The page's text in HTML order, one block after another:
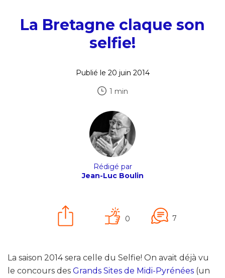
La Bretagne claque son
selfie!
Publié le 20 juin 2014
1 min
Rédigé par
Jean-Luc Boulin
0 7
La saison 2014 sera celle du Selfie! On avait déjà vu
le concours des Grands Sites de Midi-Pyrénées (un